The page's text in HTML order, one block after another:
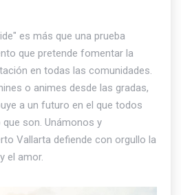
es más que una prueba
que pretende fomentar la
en todas las comunidades.
o animes desde las gradas,
a un futuro en el que todos
son. Unámonos y
Vallarta defiende con orgullo la
el amor.